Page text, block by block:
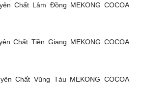
Chất Lâm Đồng MEKONG COCOA
Chất Tiền Giang MEKONG COCOA
Chất Vũng Tàu MEKONG COCOA